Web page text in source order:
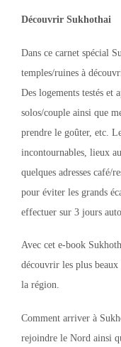
Découvrir Sukhothai
Dans ce carnet spécial
temples/ruines à
Des logements testés et
solos/couple ainsi que
prendre le goûter, etc.
incontournables, lieux
quelques adresses café/
pour éviter les grands
effectuer sur 3 jours
Avec cet e-book
découvrir les plus
la région.
Comment arriver à
rejoindre le Nord ainsi